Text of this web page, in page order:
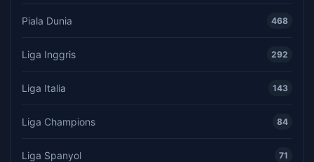
Piala Dunia 468
Liga Inggris 292
Liga Italia 143
Liga Champions 84
Liga Spanyol 71